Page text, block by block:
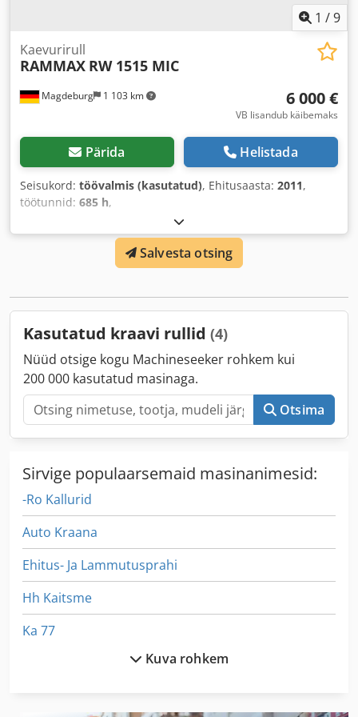
1 /9
Magdeburg 1 103 km
Kaevurirull
RAMMAX RW 1515 MIC
6 000 €
VB lisandub käibemaks
Pärida Helistada
Seisukord: töövalmis (kasutatud), Ehitusaasta: 2011,
töötunnid: 685 h,
Salvesta otsing
Kasutatud kraavi rullid (4)
Nüüd otsige kogu Machineseeker rohkem kui
200 000 kasutatud masinaga.
Otsima
Sirvige populaarsemaid masinanimesid:
-Ro Kallurid
Auto Kraana
Ehitus- Ja Lammutusprahi
Hh Kaitsme
Ka 77
Kuva rohkem